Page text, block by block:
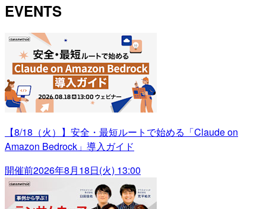
EVENTS
【8/18（火）】安全・最短ルートで始める「Claude on
Amazon Bedrock」導入ガイド
開催前2026年8月18日(火) 13:00